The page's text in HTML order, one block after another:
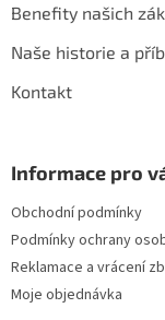
Benefity našich
Naše historie a
Kontakt
Informace pro
Obchodní podmínky
Podmínky ochrany
Reklamace a vrácení
Moje objednávka